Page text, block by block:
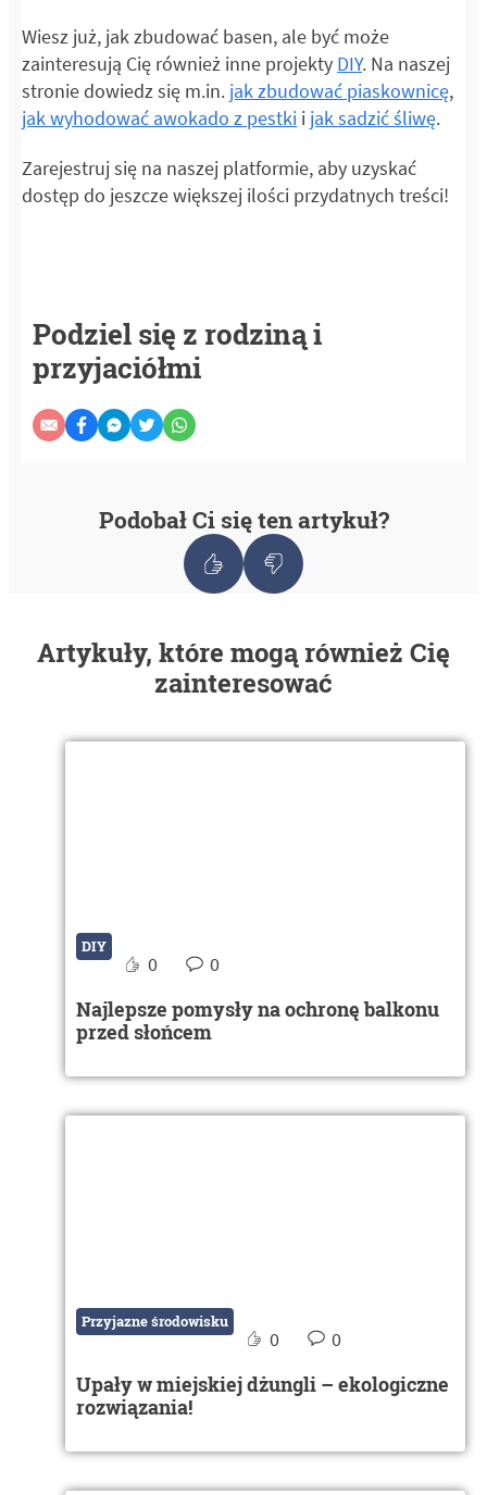
Wiesz już, jak zbudować basen, ale być może
zainteresują Cię również inne projekty DIY. Na naszej
stronie dowiedz się m.in. jak zbudować piaskownicę,
jak wyhodować awokado z pestki i jak sadzić śliwę.
Zarejestruj się na naszej platformie, aby uzyskać
dostęp do jeszcze większej ilości przydatnych treści!
Podziel się z rodziną i
przyjaciółmi
Podobał Ci się ten artykuł?
Artykuły, które mogą również Cię
zainteresować
DIY
0 0
Najlepsze pomysły na ochronę balkonu
przed słońcem
Przyjazne środowisku
0 0
Upały w miejskiej dżungli – ekologiczne
rozwiązania!